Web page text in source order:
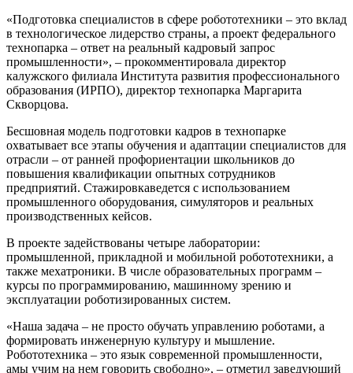
«Подготовка специалистов в сфере робототехники – это вклад
в технологическое лидерство страны, а проект федерального
технопарка – ответ на реальный кадровый запрос
промышленности», – прокомментировала директор
калужского филиала Института развития профессионального
образования (ИРПО), директор технопарка Маргарита
Скворцова.
Бесшовная модель подготовки кадров в технопарке
охватывает все этапы обучения и адаптации специалистов для
отрасли – от ранней профориентации школьников до
повышения квалификации опытных сотрудников
предприятий. Стажировкаведется с использованием
промышленного оборудования, симуляторов и реальных
производственных кейсов.
В проекте задействованы четыре лаборатории:
промышленной, прикладной и мобильной робототехники, а
также мехатроники. В числе образовательных программ –
курсы по программированию, машинному зрению и
эксплуатации роботизированных систем.
«Наша задача – не просто обучать управлению роботами, а
формировать инженерную культуру и мышление.
Робототехника – это язык современной промышленности,
амы учим на нем говорить свободно», – отметил заведующий